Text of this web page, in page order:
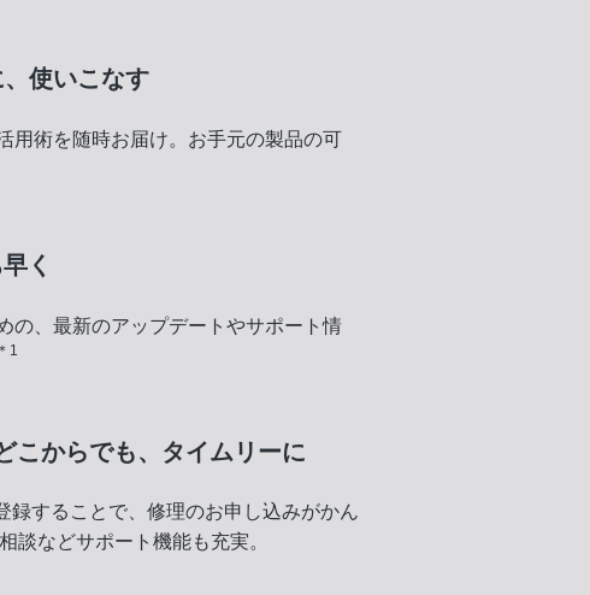
使いこなす
用術を随時お届け。お手元の製品の可
く
の、最新のアップデートやサポート情
＊1
こからでも、 タイムリーに
録することで、修理のお申し込みがかん
談などサポート機能も充実。